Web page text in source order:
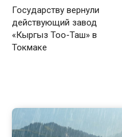
Государству вернули
действующий завод
«Кыргыз Тоо-Таш» в
Токмаке